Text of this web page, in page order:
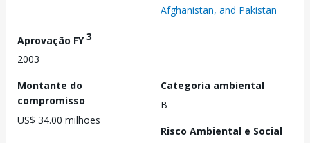
Afghanistan, and Pakistan
Aprovação FY3
2003
Montante do
compromisso
US$ 34.00 milhões
Categoria ambiental
B
Risco Ambiental e Social